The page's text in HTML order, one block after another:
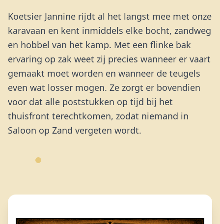
Koetsier Jannine rijdt al het langst mee met onze
karavaan en kent inmiddels elke bocht, zandweg
en hobbel van het kamp. Met een flinke bak
ervaring op zak weet zij precies wanneer er vaart
gemaakt moet worden en wanneer de teugels
even wat losser mogen. Ze zorgt er bovendien
voor dat alle poststukken op tijd bij het
thuisfront terechtkomen, zodat niemand in
Saloon op Zand vergeten wordt.